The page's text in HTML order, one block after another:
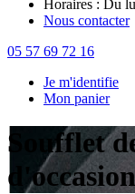
Horaires : Du
Nous contacter
05 57 69 72 16
Je m'identifie
Mon panier
Soufflet
d'occasion